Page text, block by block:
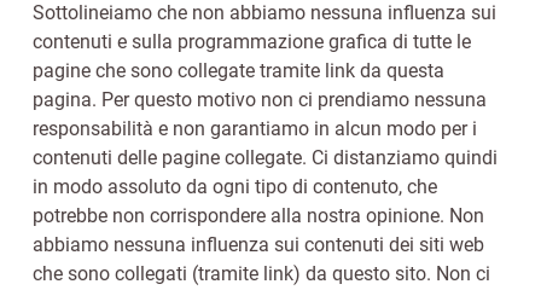
Sottolineiamo che non abbiamo nessuna influenza sui
contenuti e sulla programmazione grafica di tutte le
pagine che sono collegate tramite link da questa
pagina. Per questo motivo non ci prendiamo nessuna
responsabilità e non garantiamo in alcun modo per i
contenuti delle pagine collegate. Ci distanziamo quindi
in modo assoluto da ogni tipo di contenuto, che
potrebbe non corrispondere alla nostra opinione. Non
abbiamo nessuna influenza sui contenuti dei siti web
che sono collegati (tramite link) da questo sito. Non ci